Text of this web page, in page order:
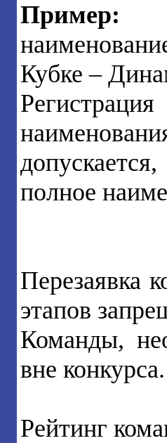
Пример:
Кубке –
полное
Перезаявка
этапов
Команды,
вне конкурса.
Рейтинг